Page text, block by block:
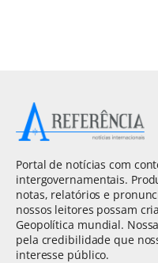
Portal de notícias com
intergovernamentais.
notas, relatórios e
nossos leitores possam
Geopolítica mundial.
pela credibilidade que
interesse público.